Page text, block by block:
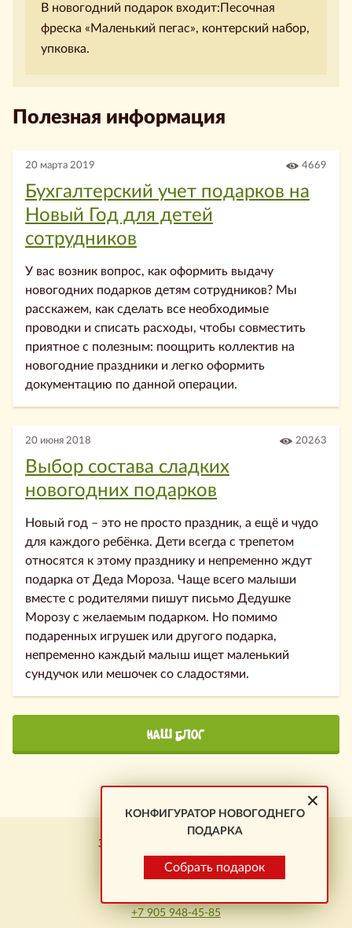
В новогодний подарок входит:Песочная
фреска «Маленький пегас», контерский набор,
упковка.
Полезная информация
20 марта 2019 4669
Бухгалтерский учет подарков на
Новый Год для детей
сотрудников
У вас возник вопрос, как оформить выдачу
новогодних подарков детям сотрудников? Мы
расскажем, как сделать все необходимые
проводки и списать расходы, чтобы совместить
приятное с полезным: поощрить коллектив на
новогодние праздники и легко оформить
документацию по данной операции.
20 июня 2018 20263
Выбор состава сладких
новогодних подарков
Новый год – это не просто праздник, а ещё и чудо
для каждого ребёнка. Дети всегда с трепетом
относятся к этому празднику и непременно ждут
подарка от Деда Мороза. Чаще всего малыши
вместе с родителями пишут письмо Дедушке
Морозу с желаемым подарком. Но помимо
подаренных игрушек или другого подарка,
непременно каждый малыш ищет маленький
сундучок или мешочек со сладостями.
НАШ БЛОГ
КОНФИГУРАТОР НОВОГОДНЕГО
ПОДАРКА
Собрать подарок
Заказ подарков \ Новокузнецк
+7 923 464-01-23
+7 905 948-45-85